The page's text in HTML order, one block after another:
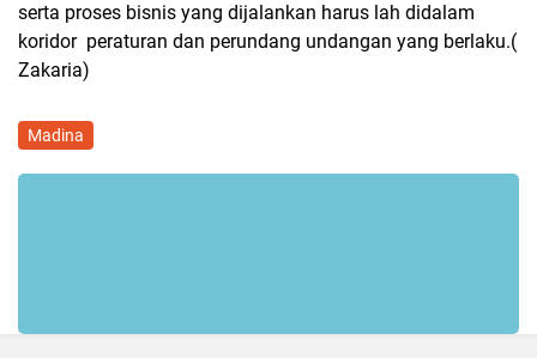
serta proses bisnis yang dijalankan harus lah didalam
koridor peraturan dan perundang undangan yang berlaku.(
Zakaria)
Madina